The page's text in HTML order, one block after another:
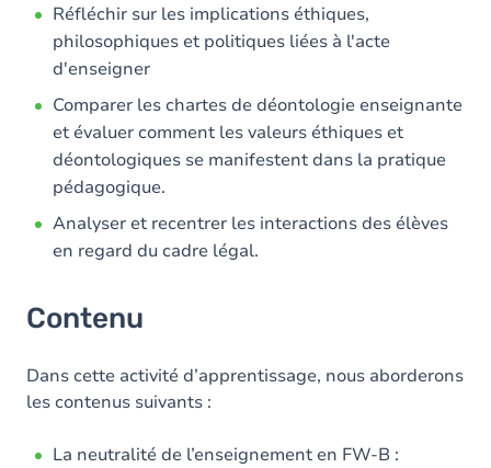
Réfléchir sur les implications éthiques,
philosophiques et politiques liées à l'acte
d'enseigner
Comparer les chartes de déontologie enseignante
et évaluer comment les valeurs éthiques et
déontologiques se manifestent dans la pratique
pédagogique.
Analyser et recentrer les interactions des élèves
en regard du cadre légal.
Contenu
Dans cette activité d’apprentissage, nous aborderons
les contenus suivants :
La neutralité de l’enseignement en FW-B :